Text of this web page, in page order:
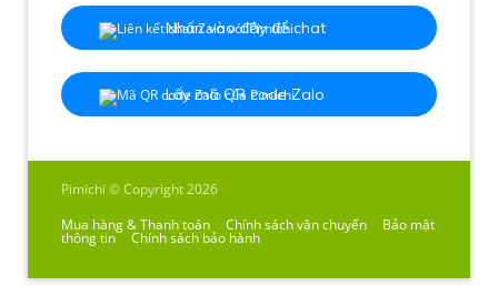
Nhấn vào đây để chat
Lấy mã QR code Zalo
Pimichi © Copyright 2026
Mua hàng & Thanh toán
Chính sách vận chuyển Bảo mật
thông tin Chính sách bảo hành